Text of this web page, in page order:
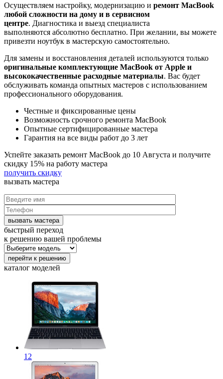
Осуществляем настройку, модернизацию и ремонт MacBook
любой сложности на дому и в сервисном
центре. Диагностика и выезд специалиста
выполняются абсолютно бесплатно. При желании, вы можете
привезти ноутбук в мастерскую самостоятельно.
Для замены и восстановления деталей используются только
оригинальные комплектующие MacBook от Apple и
высококачественные расходные материалы. Вас будет
обслуживать команда опытных мастеров с использованием
профессионального оборудования.
Честные и фиксированные цены
Возможность срочного ремонта MacBook
Опытные сертифицированные мастера
Гарантия на все виды работ до 3 лет
Успейте заказать ремонт MacBook до 10 Августа и получите
скидку 15% на работу мастера
получить скидку
вызвать мастера
быстрый переход
к решению вашей проблемы
каталог моделей
12